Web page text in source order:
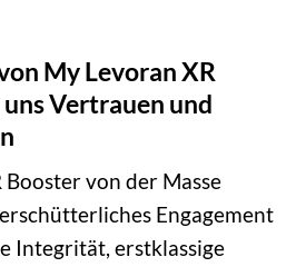
My Levoran XR
Vertrauen und
Booster von der Masse
Engagement
Integrität, erstklassige